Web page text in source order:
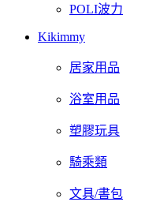
POLI波力
Kikimmy
居家用品
浴室用品
塑膠玩具
騎乘類
文具/書包